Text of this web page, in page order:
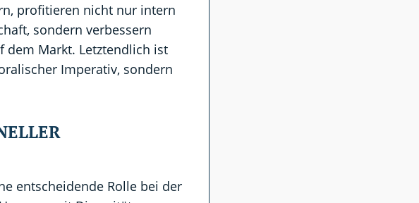
profitieren nicht nur intern
sondern verbessern
dem Markt. Letztendlich ist
Imperativ, sondern
entscheidende Rolle bei der